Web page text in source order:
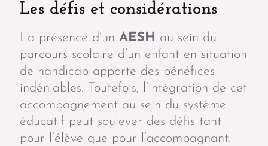
Les défis et considérations
La présence d’un AESH au sein du
parcours scolaire d’un enfant en situation
de handicap apporte des bénéfices
indéniables. Toutefois, l’intégration de cet
accompagnement au sein du système
éducatif peut soulever des défis tant
pour l’élève que pour l’accompagnant.